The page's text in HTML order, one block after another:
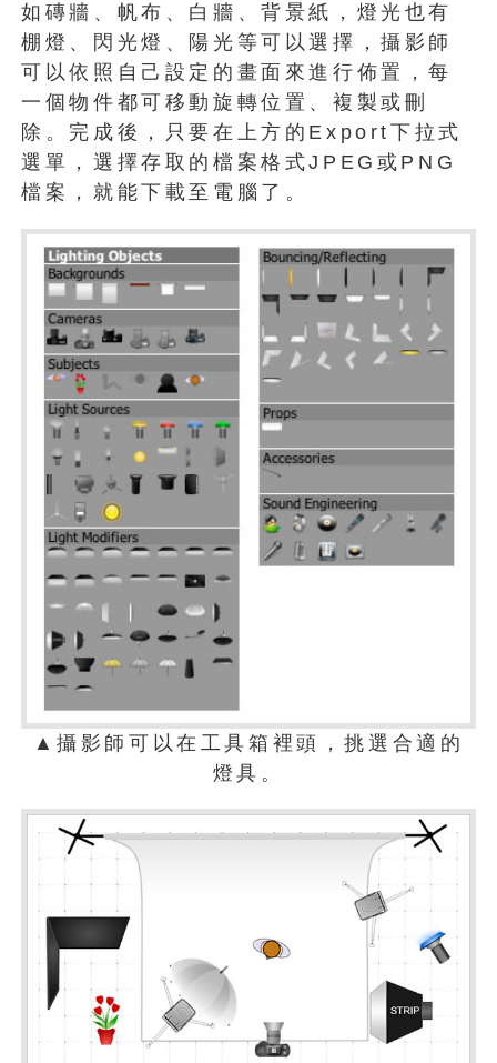
如磚牆、帆布、白牆、背景紙，燈光也有
棚燈、閃光燈、陽光等可以選擇，攝影師
可以依照自己設定的畫面來進行佈置，每
一個物件都可移動旋轉位置、複製或刪
除。完成後，只要在上方的Export下拉式
選單，選擇存取的檔案格式JPEG或PNG
檔案，就能下載至電腦了。
▲攝影師可以在工具箱裡頭，挑選合適的
燈具。